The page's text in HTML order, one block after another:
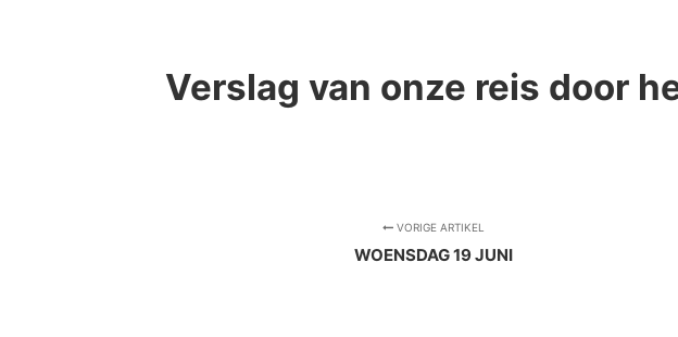
Verslag van onze reis door
VORIGE ARTIKEL
WOENSDAG 19 JUNI